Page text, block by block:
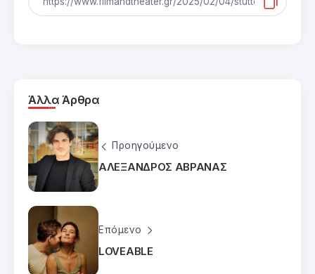
Άλλα Άρθρα
Προηγούμενο
ΑΛΕΞΑΝΔΡΟΣ ΑΒΡΑΝΑΣ
Επόμενο
LOVEABLE